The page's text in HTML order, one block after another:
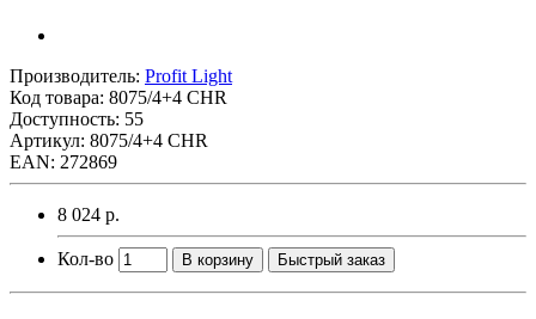
Производитель: Profit Light
Код товара: 8075/4+4 CHR
Доступность: 55
Артикул: 8075/4+4 CHR
EAN: 272869
8 024 р.
Кол-во В корзину Быстрый заказ